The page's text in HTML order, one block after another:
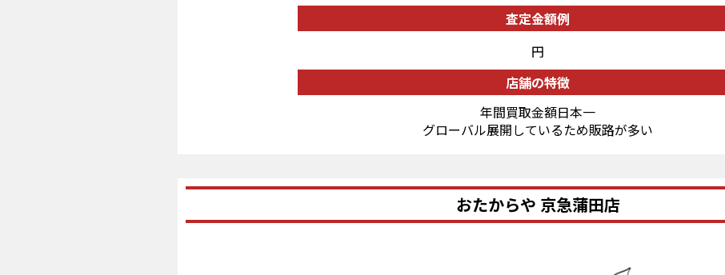
査定金額例
円
店舗の特徴
年間買取金額日本一
グローバル展開しているため販路が多い
おたからや 京急蒲田店